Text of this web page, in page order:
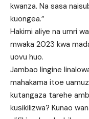
kwanza. Na sasa
kuongea.”
Hakimi aliye na umri
mwaka 2023 kwa
uovu huo.
Jambao lingine
mahakama itoe
kutangaza tarehe
kusikilizwa? Kunao